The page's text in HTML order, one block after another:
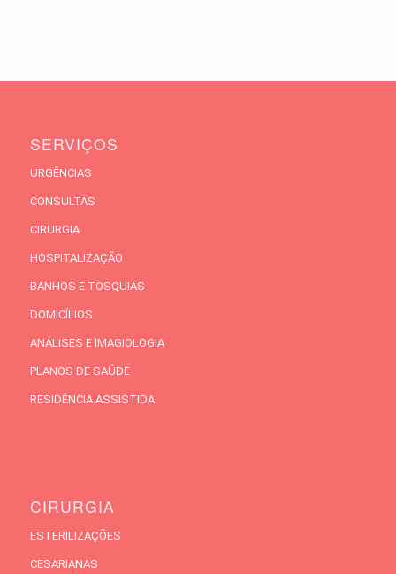
SERVIÇOS
URGÊNCIAS
CONSULTAS
CIRURGIA
HOSPITALIZAÇÃO
BANHOS E TOSQUIAS
DOMICÍLIOS
ANÁLISES E IMAGIOLOGIA
PLANOS DE SAÚDE
RESIDÊNCIA ASSISTIDA
CIRURGIA
ESTERILIZAÇÕES
CESARIANAS